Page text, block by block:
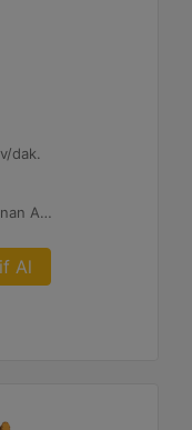
dak.
Müşteri tarafından sağlanan Atık Arıtma ile 2 g/bhp-sa. NOx
Al